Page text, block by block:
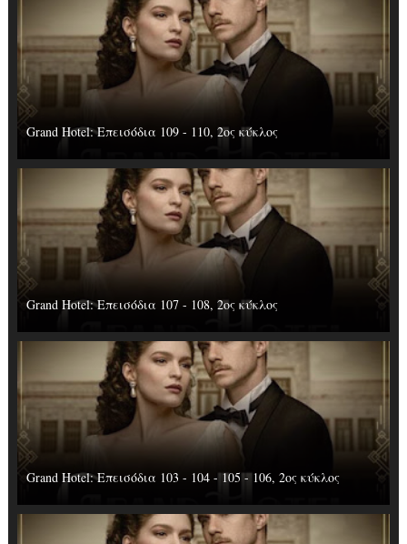
Grand Hotel: Επεισόδια 109 - 110, 2ος κύκλος
Grand Hotel: Επεισόδια 107 - 108, 2ος κύκλος
Grand Hotel: Επεισόδια 103 - 104 - 105 - 106, 2ος κύκλος